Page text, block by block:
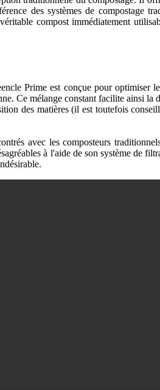
des systèmes de compostage
compost immédiatement
Prime est conçue pour optimiser
Ce mélange constant facilite ainsi la
des matières (il est toutefois
avec les composteurs
à l'aide de son système de